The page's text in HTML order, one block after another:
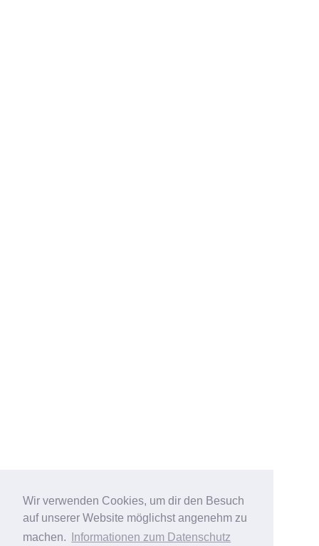
Wir verwenden Cookies, um dir den Besuch
auf unserer Website möglichst angenehm zu
machen.
Informationen zum Datenschutz